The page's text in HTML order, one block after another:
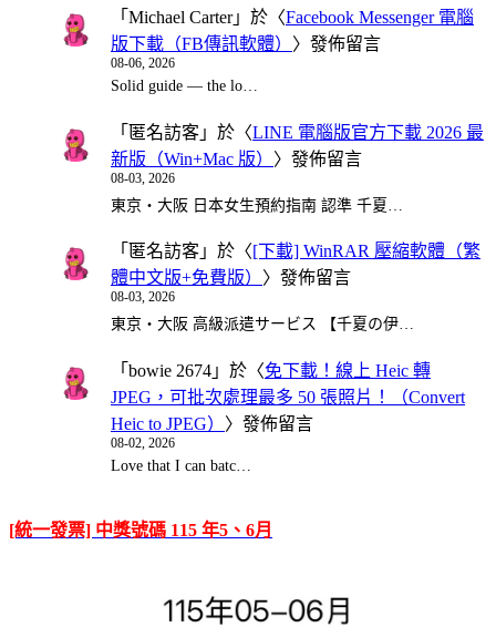
「 Michael Carter」於〈Facebook Messenger 電腦
版下載（FB傳訊軟體） 〉發佈留言
08-06, 2026
Solid guide — the lo…
「 匿名訪客 」於〈LINE 電腦版官方下載 2026 最
新版（Win+Mac 版） 〉發佈留言
08-03, 2026
東京・大阪 日本女生預約指南 認準 千夏…
「 匿名訪客 」於〈[下載] WinRAR 壓縮軟體（繁
體中文版+免費版） 〉發佈留言
08-03, 2026
東京・大阪 高級派遣サービス 【千夏の伊…
「 bowie 2674 」於〈免下載！線上 Heic 轉
JPEG，可批次處理最多 50 張照片！（Convert
Heic to JPEG） 〉發佈留言
08-02, 2026
Love that I can batc…
[統一發票] 中獎號碼 115 年5、6月